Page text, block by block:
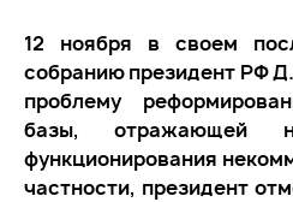
12 ноября в своем
собранию президент РФ
проблему
базы, отражающей
функционирования
частности, президент